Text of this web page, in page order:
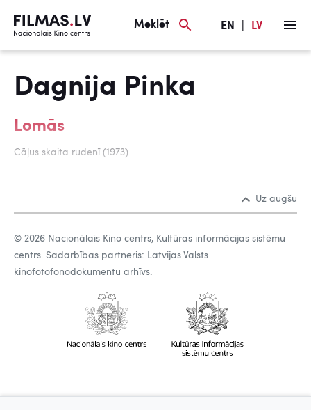
Meklēt EN LV
Dagnija Pinka
Lomās
Cāļus skaita rudenī (1973)
Uz augšu
© 2026 Nacionālais Kino centrs, Kultūras informācijas sistēmu
centrs. Sadarbības partneris: Latvijas Valsts
kinofotofonodokumentu arhīvs.